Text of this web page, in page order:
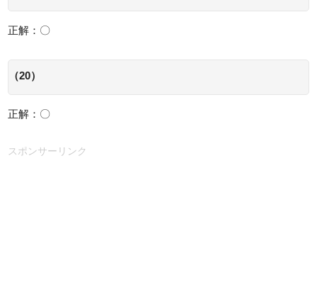
正解：〇
（20）
正解：〇
スポンサーリンク